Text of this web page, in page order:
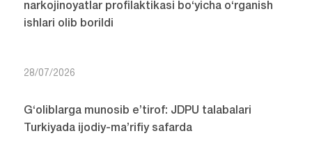
narkojinoyatlar profilaktikasi bo‘yicha o‘rganish
ishlari olib borildi
28/07/2026
G‘oliblarga munosib e’tirof: JDPU talabalari
Turkiyada ijodiy-ma’rifiy safarda